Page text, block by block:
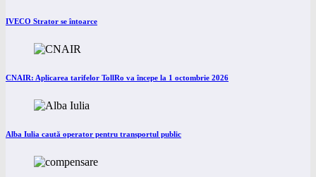
IVECO Strator se întoarce
CNAIR: Aplicarea tarifelor TollRo va începe la 1 octombrie 2026
Alba Iulia caută operator pentru transportul public